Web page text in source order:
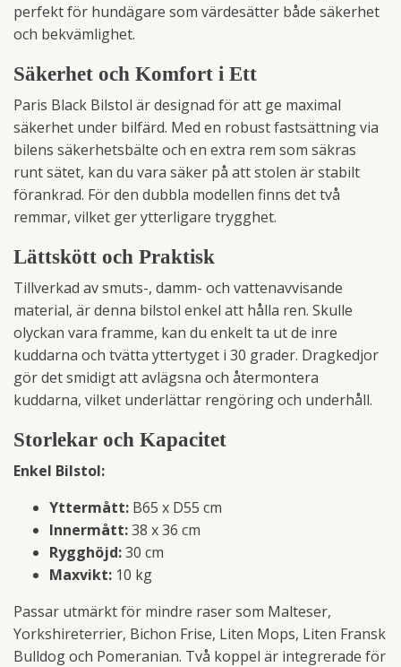
perfekt för hundägare som värdesätter både säkerhet
och bekvämlighet.
Säkerhet och Komfort i Ett
Paris Black Bilstol är designad för att ge maximal
säkerhet under bilfärd. Med en robust fastsättning via
bilens säkerhetsbälte och en extra rem som säkras
runt sätet, kan du vara säker på att stolen är stabilt
förankrad. För den dubbla modellen finns det två
remmar, vilket ger ytterligare trygghet.
Lättskött och Praktisk
Tillverkad av smuts-, damm- och vattenavvisande
material, är denna bilstol enkel att hålla ren. Skulle
olyckan vara framme, kan du enkelt ta ut de inre
kuddarna och tvätta yttertyget i 30 grader. Dragkedjor
gör det smidigt att avlägsna och återmontera
kuddarna, vilket underlättar rengöring och underhåll.
Storlekar och Kapacitet
Enkel Bilstol:
Yttermått: B65 x D55 cm
Innermått:38 x 36 cm
Rygghöjd:30 cm
Maxvikt: 10 kg
Passar utmärkt för mindre raser som Malteser,
Yorkshireterrier, Bichon Frise, Liten Mops, Liten Fransk
Bulldog och Pomeranian. Två koppel är integrerade för